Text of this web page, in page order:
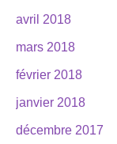
avril 2018
mars 2018
février 2018
janvier 2018
décembre 2017